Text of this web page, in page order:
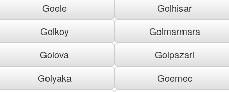
Goele
Golhisar
Golkoy
Golmarmara
Golova
Golpazari
Golyaka
Goemec